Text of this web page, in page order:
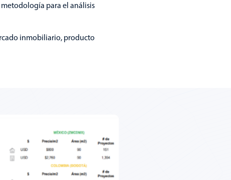
para el análisis
inmobiliario, producto